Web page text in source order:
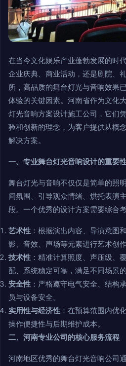
在当今文化娱乐产业蓬勃发展的时
企业庆典、商业活动，还是剧院、
所，高品质的舞台灯光与音响效果
体验的关键因素。河南省作为文化
灯光音响方案设计施工公司，它们
验和创新的理念，为客户提供从概
解决方案。
一、专业舞台灯光音响设计的重要
舞台灯光与音响不仅仅是简单的照
间氛围、引导观众情绪、烘托表演
段。一个优秀的设计方案需要综合
艺术性 ：根据演出内容、导演意图
影、音效、声场等元素进行艺术创
技术性 ：精准计算照度、声压级、
配、系统稳定可靠，满足不同场景的
安全性 ：严格遵守电气安全、结构
员与设备安全。
实用性与经济性 ：在预算范围内优
操作便捷性与后期维护成本。
二、河南专业公司的核心服务流程
河南地区优秀的舞台灯光音响公司